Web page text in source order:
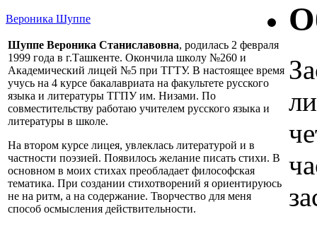
Вероника Шуппе
Шуппе Вероника Станиславовна, родилась 2 февраля
1999 года в г.Ташкенте. Окончила школу №260 и
Академический лицей №5 при ТГТУ. В настоящее время
учусь на 4 курсе бакалавриата на факультете русского
языка и литературы ТГПУ им. Низами. По
совместительству работаю учителем русского языка и
литературы в школе.
На втором курсе лицея, увлеклась литературой и в
частности поэзией. Появилось желание писать стихи. В
основном в моих стихах преобладает философская
тематика. При создании стихотворений я ориентируюсь
не на ритм, а на содержание. Творчество для меня
способ осмысления действительности.